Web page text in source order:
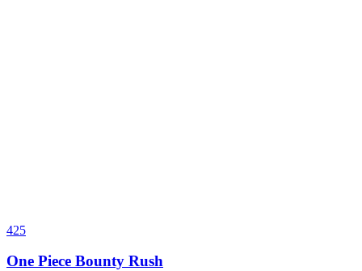
425
One Piece Bounty Rush